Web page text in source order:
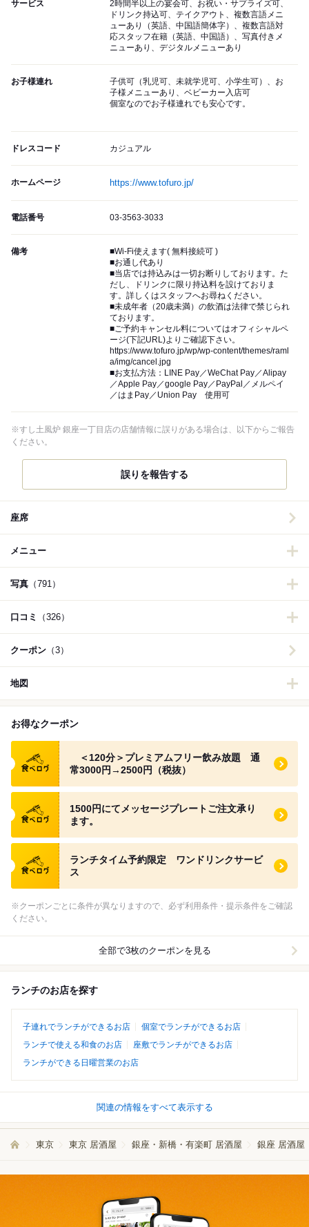
サービス
2時間半以上の宴会可、お祝い・サプライズ可、
ドリンク持込可、テイクアウト、複数言語メニ
ューあり（英語、中国語簡体字）、複数言語対
応スタッフ在籍（英語、中国語）、写真付きメ
ニューあり、デジタルメニューあり
お子様連れ
子供可（乳児可、未就学児可、小学生可）、お
子様メニューあり、ベビーカー入店可
個室なのでお子様連れでも安心です。
ドレスコード カジュアル
ホームページ https://www.tofuro.jp/
電話番号 03-3563-3033
備考
■Wi-Fi使えます( 無料接続可 )
■お通し代あり
■当店では持込みは一切お断りしております。た
だし、ドリンクに限り持込料を設けておりま
す。詳しくはスタッフへお尋ねください。
■未成年者（20歳未満）の飲酒は法律で禁じられ
ております。
■ご予約キャンセル料についてはオフィシャルペ
ージ(下記URL)よりご確認下さい。
https://www.tofuro.jp/wp/wp-content/themes/raml
a/img/cancel.jpg
■お支払方法：LINE Pay／WeChat Pay／Alipay
／Apple Pay／google Pay／PayPal／メルペイ
／はまPay／Union Pay 使用可
※すし土風炉 銀座一丁目店の店舗情報に誤りがある場合は、以下からご報告
ください。
誤りを報告する
座席
メニュー
写真 （791）
口コミ （326）
クーポン （3）
地図
お得なクーポン
食べログ クーポン
＜120分＞プレミアムフリー飲み放題 通
常3000円→2500円（税抜）
食べログ クーポン
1500円にてメッセージプレートご注文承り
ます。
食べログ クーポン
ランチタイム予約限定 ワンドリンクサービ
ス
※クーポンごとに条件が異なりますので、必ず利用条件・提示条件をご確認
ください。
全部で3枚のクーポンを見る
ランチのお店を探す
子連れでランチができるお店
個室でランチができるお店
ランチで使える和食のお店
座敷でランチができるお店
ランチができる日曜営業のお店
関連の情報をすべて表示する
東京 東京 居酒屋 銀座・新橋・有楽町 居酒屋 銀座 居酒屋